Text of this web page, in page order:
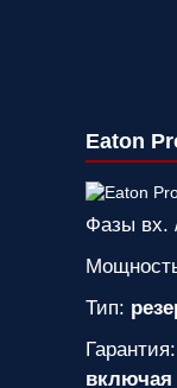
Eaton
Фазы вх.
Тип:
Гарантия:
включая